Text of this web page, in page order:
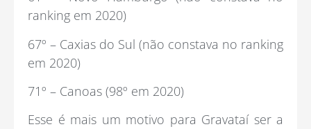
ranking em 2020)
67º – Caxias do Sul (não constava no ranking
em 2020)
71º – Canoas (98º em 2020)
Esse é mais um motivo para Gravataí ser a